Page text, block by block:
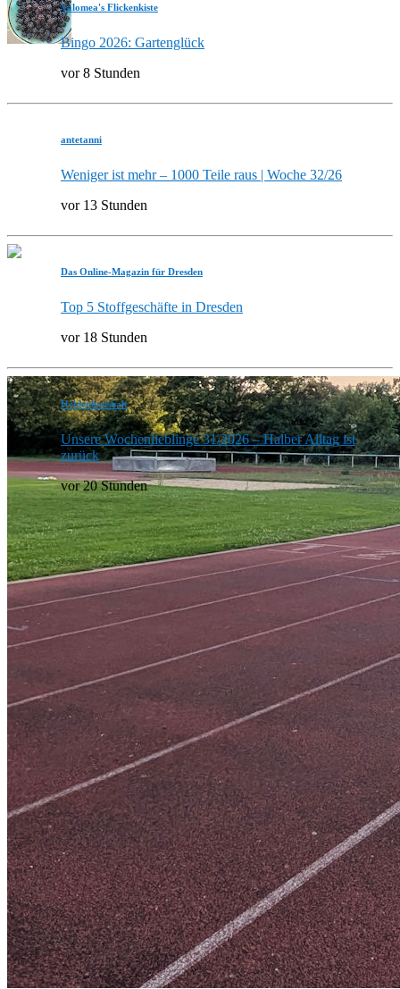
Valomea's Flickenkiste
Bingo 2026: Gartenglück
vor 8 Stunden
antetanni
Weniger ist mehr – 1000 Teile raus | Woche 32/26
vor 13 Stunden
Das Online-Magazin für Dresden
Top 5 Stoffgeschäfte in Dresden
vor 18 Stunden
Heldenhaushalt
Unsere Wochenlieblinge 31/2026 – Halber Alltag ist
zurück
vor 20 Stunden